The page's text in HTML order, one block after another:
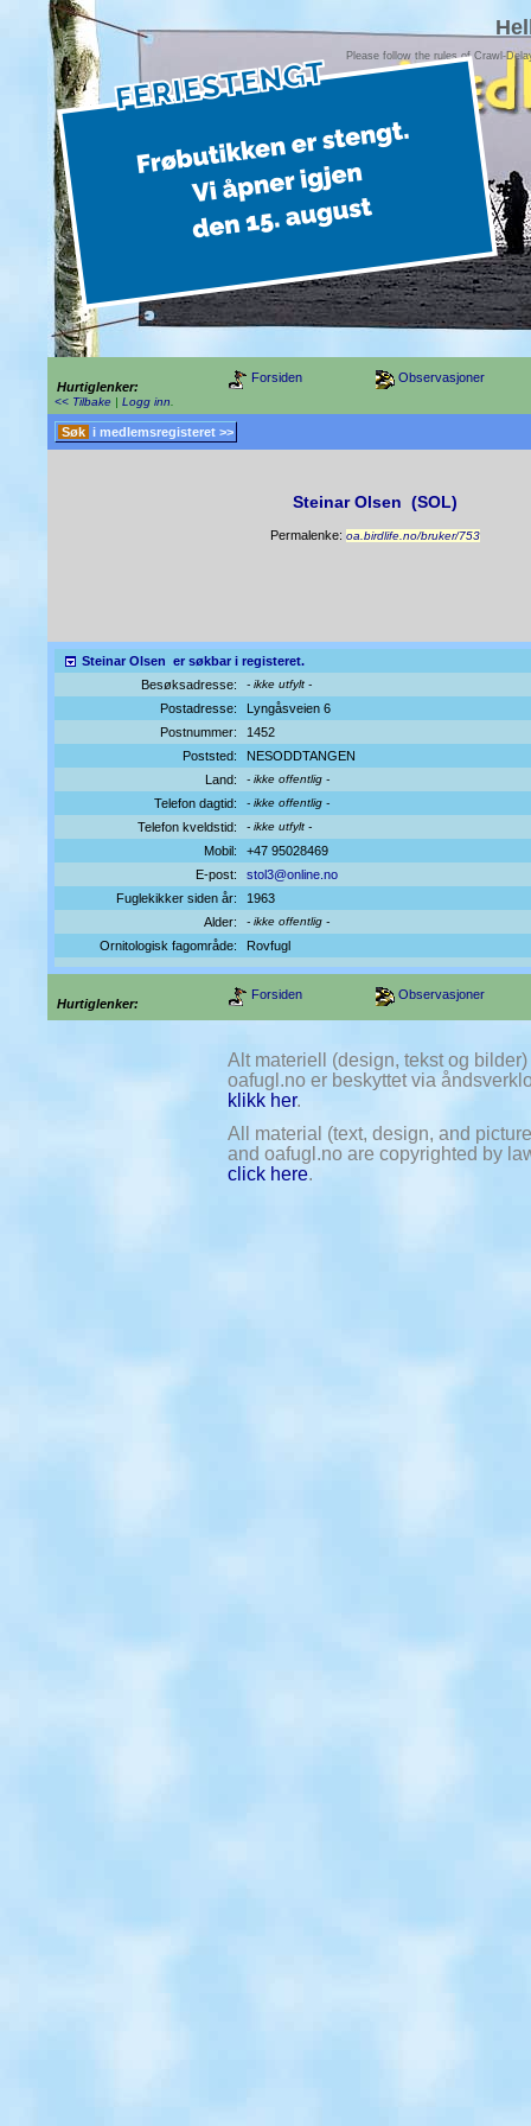
Hurtiglenker:
Forsiden Observasjoner
Please follow the rules of Crawl-
<< Tilbake | Logg inn
Søk i medlemsregisteret >>
Steinar Olsen (SOL)
Permalenke: oa.birdlife.no/bruker/753
Steinar Olsen er søkbar i registeret.
Besøksadresse:
- ikke utfylt -
Postadresse:
Lyngåsveien 6
Postnummer:
1452
Poststed:
NESODDTANGEN
Land:
- ikke offentlig -
Telefon dagtid: - ikke offentlig -
Telefon kveldstid: - ikke utfylt -
Mobil:
+47 95028469
E-post:
stol3@online.no
Fuglekikker siden år:
1963
Alder:
- ikke offentlig -
Ornitologisk fagområde: Rovfugl
Hurtiglenker:
Forsiden Observasjoner
Alt materiell (design, tekst og
oafugl.no er beskyttet via
klikk her.
All material (text, design, and
and oafugl.no are copyrighted by
click here.